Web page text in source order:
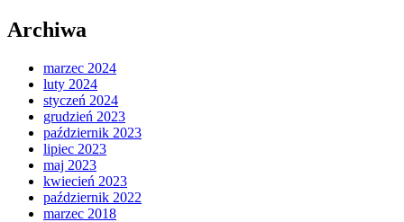
Archiwa
marzec 2024
luty 2024
styczeń 2024
grudzień 2023
październik 2023
lipiec 2023
maj 2023
kwiecień 2023
październik 2022
marzec 2018